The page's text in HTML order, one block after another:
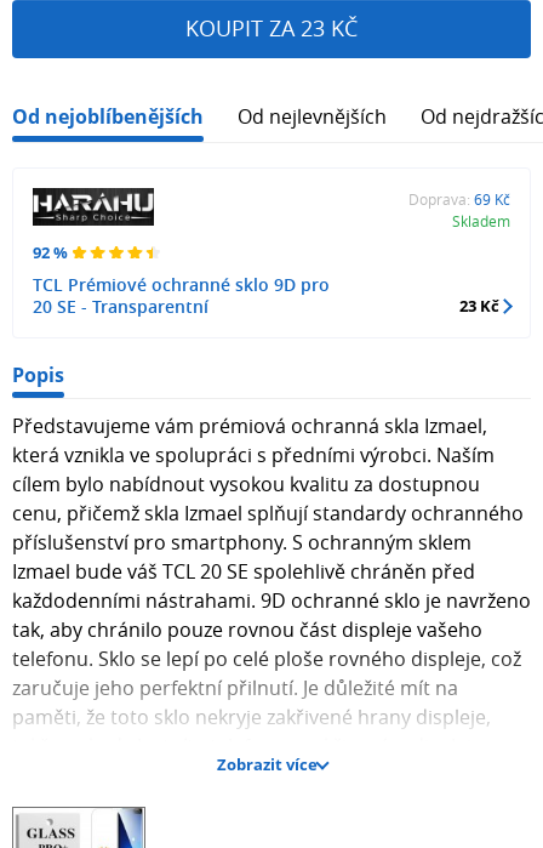
KOUPIT ZA 23 KČ
Od nejoblíbenějších Od nejlevnějších Od
92 %
TCL Prémiové ochranné sklo 9D pro
20 SE - Transparentní
Doprava: 69 Kč
Skladem
23 Kč
Popis
Představujeme vám prémiová ochranná skla Izmael,
která vznikla ve spolupráci s předními výrobci. Naším
cílem bylo nabídnout vysokou kvalitu za dostupnou
cenu, přičemž skla Izmael splňují standardy ochranného
příslušenství pro smartphony. S ochranným sklem
Izmael bude váš TCL 20 SE spolehlivě chráněn před
každodenními nástrahami. 9D ochranné sklo je navrženo
tak, aby chránilo pouze rovnou část displeje vašeho
telefonu. Sklo se lepí po celé ploše rovného displeje, což
zaručuje jeho perfektní přilnutí. Je důležité mít na
paměti, že toto sklo nekryje zakřivené hrany displeje,
ochrana se vztahuje pouze na rovné části. Návod na
aplikaci ochranného skla Instalace ochranného skla je
jednoduchá a rychlá. Displej důkladně očistěte
Zobrazit více